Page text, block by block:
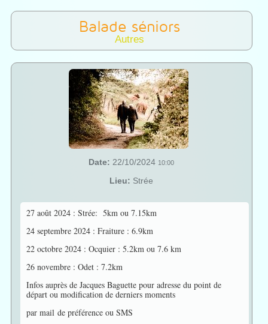
Balade séniors
Autres
Date: 22/10/2024 10:00
Lieu: Strée
27 août 2024 : Strée: 5km ou 7.15km
24 septembre 2024 : Fraiture : 6.9km
22 octobre 2024 : Ocquier : 5.2km ou 7.6 km
26 novembre : Odet : 7.2km
Infos auprès de Jacques Baguette pour adresse du point de
départ ou modification de derniers moments
par mail de préférence ou SMS